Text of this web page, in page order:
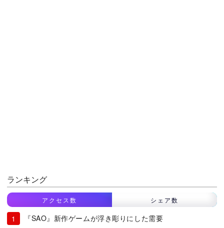
ランキング
アクセス数 シェア数
『SAO』新作ゲームが浮き彫りにした需要